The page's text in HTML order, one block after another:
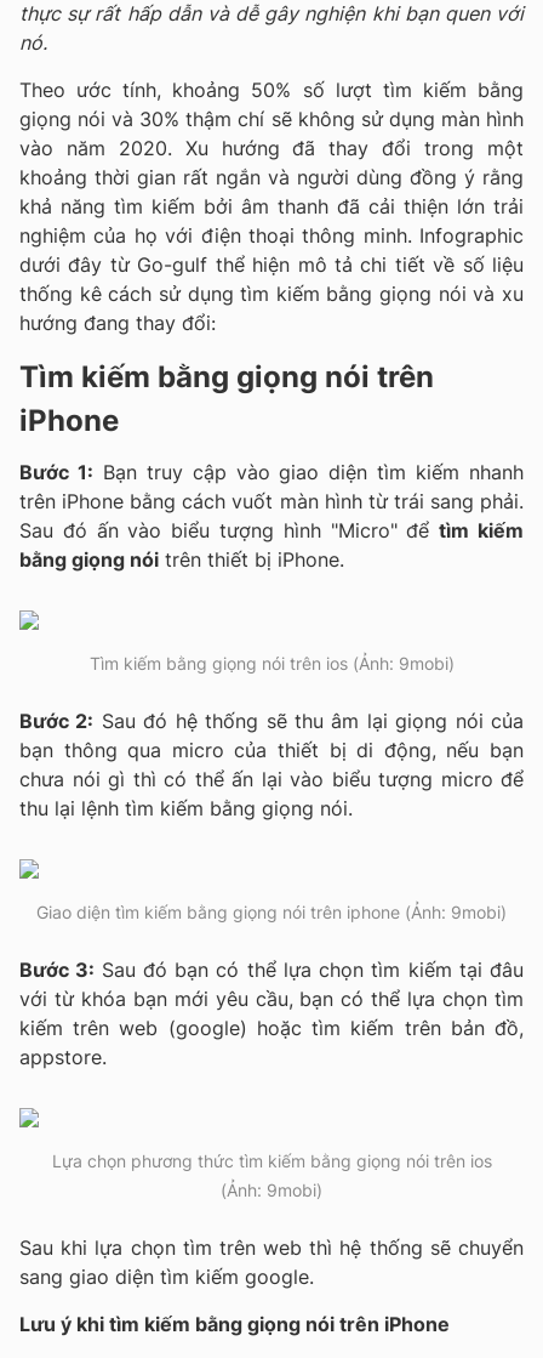
thực sự rất hấp dẫn và dễ gây nghiện khi bạn quen với
nó.
Theo ước tính, khoảng 50% số lượt tìm kiếm bằng
giọng nói và 30% thậm chí sẽ không sử dụng màn hình
vào năm 2020. Xu hướng đã thay đổi trong một
khoảng thời gian rất ngắn và người dùng đồng ý rằng
khả năng tìm kiếm bởi âm thanh đã cải thiện lớn trải
nghiệm của họ với điện thoại thông minh. Infographic
dưới đây từ Go-gulf thể hiện mô tả chi tiết về số liệu
thống kê cách sử dụng tìm kiếm bằng giọng nói và xu
hướng đang thay đổi:
Tìm kiếm bằng giọng nói trên
iPhone
Bước 1: Bạn truy cập vào giao diện tìm kiếm nhanh
trên iPhone bằng cách vuốt màn hình từ trái sang phải.
Sau đó ấn vào biểu tượng hình "Micro" đểtìm kiếm
bằng giọng nói trên thiết bị iPhone.
Tìm kiếm bằng giọng nói trên ios (Ảnh: 9mobi)
Bước 2: Sau đó hệ thống sẽ thu âm lại giọng nói của
bạn thông qua micro của thiết bị di động, nếu bạn
chưa nói gì thì có thể ấn lại vào biểu tượng micro để
thu lại lệnh tìm kiếm bằng giọng nói.
Giao diện tìm kiếm bằng giọng nói trên iphone (Ảnh: 9mobi)
Bước 3: Sau đó bạn có thể lựa chọn tìm kiếm tại đâu
với từ khóa bạn mới yêu cầu, bạn có thể lựa chọn tìm
kiếm trên web (google) hoặc tìm kiếm trên bản đồ,
appstore.
Lựa chọn phương thức tìm kiếm bằng giọng nói trên ios
(Ảnh: 9mobi)
Sau khi lựa chọn tìm trên web thì hệ thống sẽ chuyển
sang giao diện tìm kiếm google.
Lưu ý khi tìm kiếm bằng giọng nói trên iPhone